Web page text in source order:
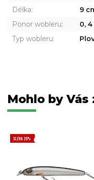
Délka:
9
Ponor wobleru:
0,
Typ wobleru:
Mohlo by
SLEVA 20%